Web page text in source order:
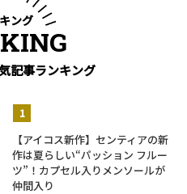
ング
記事ランキング
【アイコス新作】センティアの新
作は夏らしい“パッション フルー
ツ”！カプセル入りメンソールが
仲間入り